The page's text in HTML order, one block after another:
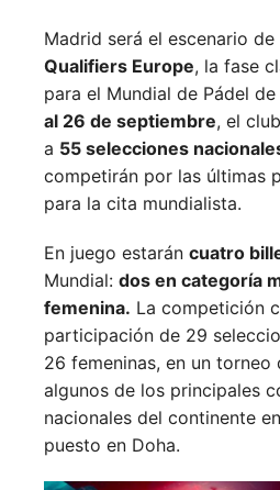
Madrid será el escenario de
Qualifiers Europe, la fase
para el Mundial de Pádel
al 26 de septiembre, el club
a 55 selecciones
competirán por las últimas
para la cita mundialista.
En juego estarán cuatro
Mundial: dos en categoría
femenina. La competición
participación de 29
26 femeninas, en un torneo
algunos de los principales
nacionales del continente
puesto en Doha.